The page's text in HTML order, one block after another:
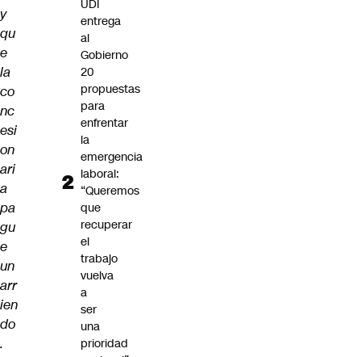
y
qu
e
la
co
nc
esi
on
ari
a
pa
gu
e
un
arr
ien
do
.
UDI
entrega
al
Gobierno
20
propuestas
para
enfrentar
la
emergencia
laboral:
“Queremos
que
recuperar
el
trabajo
vuelva
a
ser
una
prioridad